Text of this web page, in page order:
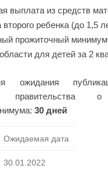
выплата из средств
второго ребенка (до 1,5
прожиточный
для детей за 2
ожидания
правительства
30 дней
Ожидаемая дата
30.01.2022